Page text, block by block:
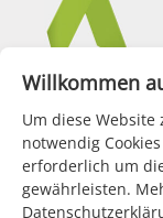
Impressum |
Willkommen
Um diese
notwendig
erforderlich um
gewährleisten.